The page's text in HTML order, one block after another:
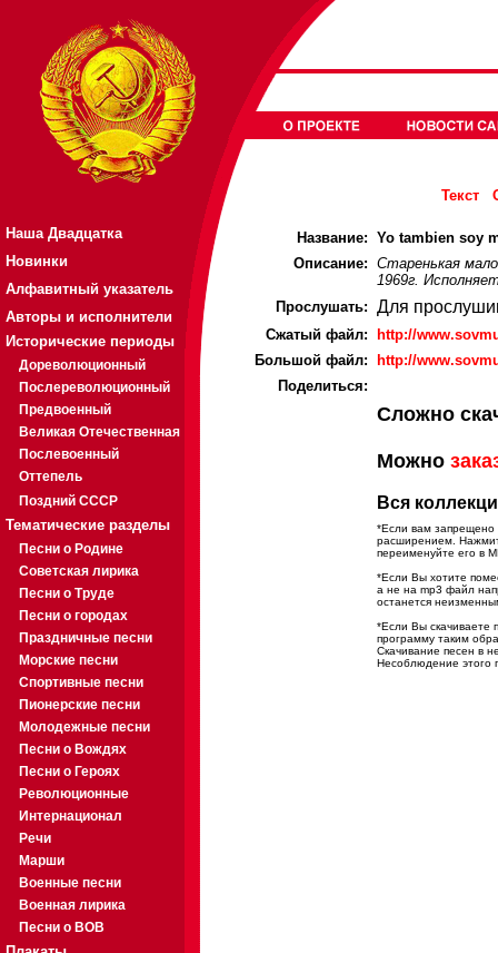
Наша Двадцатка
Новинки
Алфавитный указатель
Авторы и исполнители
Исторические периоды
Дореволюционный
Послереволюционный
Предвоенный
Великая Отечественная
Послевоенный
Оттепель
Поздний СССР
Тематические разделы
Песни о Родине
Советская лирика
Песни о Труде
Песни о городах
Праздничные песни
Морские песни
Спортивные песни
Пионерские песни
Молодежные песни
Песни о Вождях
Песни о Героях
Революционные
Интернационал
Речи
Марши
Военные песни
Военная лирика
Песни о ВОВ
Текст
Название: Yo tambien soy
Описание: Старенькая
1969г.
Прослушать: Для
Cжатый файл:
http://
Большой файл:
http://
Поделиться:
Сложно
Можно
Вся
*Если вам запрещено
расширением.
переименуйте его в
*Если Вы хотите
а не на mp3 файл
останется
*Если Вы скачиваете
программу таким
Скачивание песен в
Несоблюдение этого